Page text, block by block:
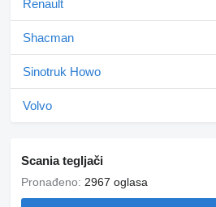
Renault
Shacman
Sinotruk Howo
Volvo
Scania tegljači
Pronađeno: 2967 oglasa